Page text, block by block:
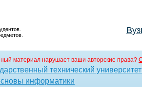
материал нарушает ваши авторские права?
технический
информатики